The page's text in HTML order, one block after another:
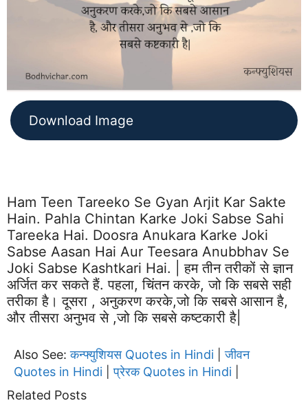
Download Image
Ham Teen Tareeko Se Gyan Arjit Kar Sakte
Hain. Pahla Chintan Karke Joki Sabse Sahi
Tareeka Hai. Doosra Anukara Karke Joki
Sabse Aasan Hai Aur Teesara Anubbhav Se
Joki Sabse Kashtkari Hai. | हम तीन तरीकों से ज्ञान
अर्जित कर सकते हैं. पहला, चिंतन करके, जो कि सबसे सही
तरीका है। दूसरा , अनुकरण करके,जो कि सबसे आसान है,
और तीसरा अनुभव से ,जो कि सबसे कष्टकारी है|
Also See:कन्फ्युशियस Quotes in Hindi |जीवन
Quotes in Hindi |प्रेरक Quotes in Hindi
Related Posts